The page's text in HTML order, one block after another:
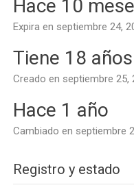
Hace 10
Expira en septiembre 24,
Tiene 18 años
Creado en septiembre 25,
Hace 1 año
Cambiado en septiembre
Registro y estado